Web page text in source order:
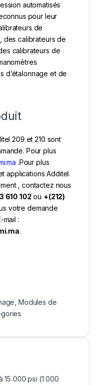
automatisés
pour leur
de
des calibrateurs de
calibrateurs de
d’étalonnage et de
209 et 210 sont
Pour plus
.Pour plus
applications Additel.
, contactez nous
610 102 ou +(212)
votre demande
mail :
.
, Modules de
15 000 psi (1 000